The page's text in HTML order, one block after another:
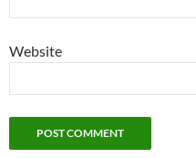
Website